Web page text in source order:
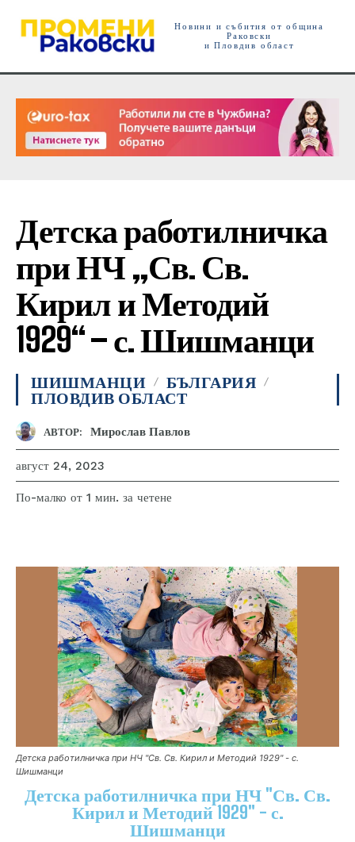
Новини и събития от община
Раковски
и Пловдив област
Детска работилничка
при НЧ „Св. Св.
Кирил и Методий
1929“ – с. Шишманци
ШИШМАНЦИ
БЪЛГАРИЯ
ПЛОВДИВ ОБЛАСТ
АВТОР: Мирослав Павлов
август 24, 2023
По-малко от 1 мин. за четене
Детска работилничка при НЧ "Св. Св. Кирил и Методий 1929" - с.
Шишманци
Детска работилничка при НЧ "Св. Св.
Кирил и Методий 1929" - с.
Шишманци